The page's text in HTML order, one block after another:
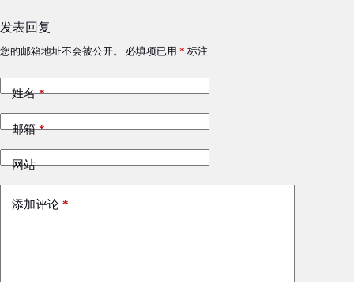
发表回复
您的邮箱地址不会被公开。 必填项已用 * 标注
姓名*
邮箱*
网站
添加评论 *